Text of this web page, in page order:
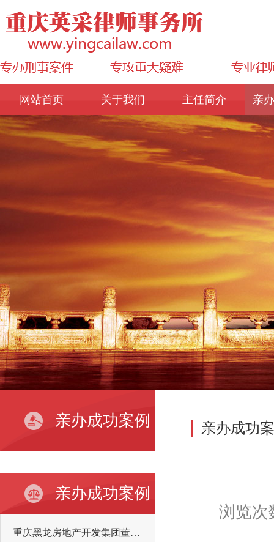
网站首页 关于我们 主任简介 亲
亲办成功案例
亲办成功案例
重庆黑龙房地产开发集团董事长向某某故意伤害案
亲办成功
浏览次